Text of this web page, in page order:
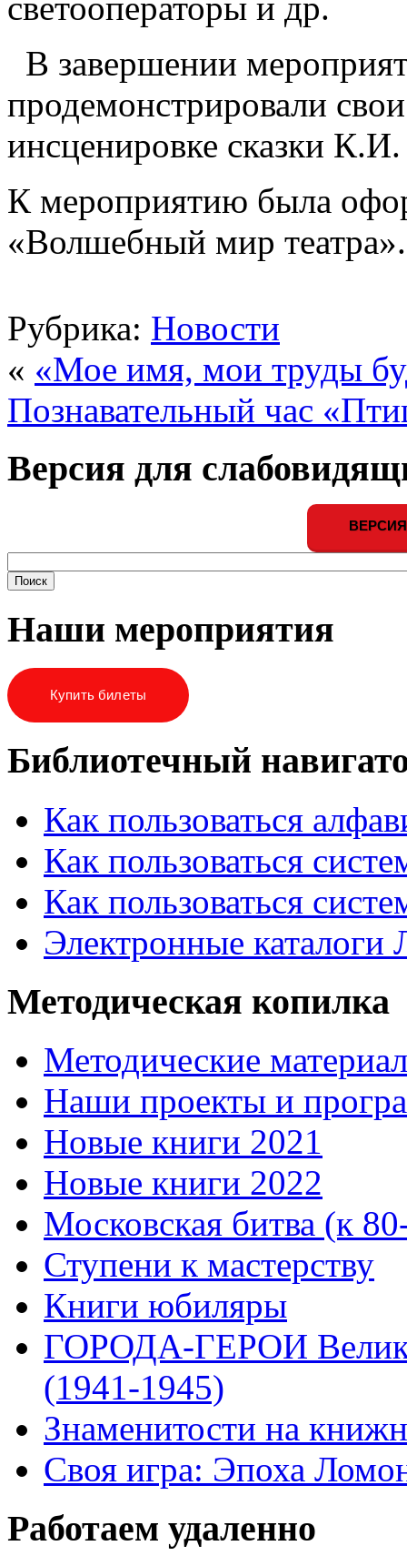
В завершении
продемонстрировали
инсценировке сказки
К мероприятию была
«Волшебный мир театра».
Рубрика: Новости
« «Мое имя, мои труды
Познавательный час
Версия для
Наши мероприятия
Купить билеты
Библиотечный
Как пользоваться
Как пользоваться
Как пользоваться
Электронные
Методическая копилка
Методические
Наши проекты и
Новые книги 2021
Новые книги 2022
Московская битва (к
Ступени к мастерству
Книги юбиляры
ГОРОДА-ГЕРОИ
(1941-1945)
Знаменитости на
Своя игра: Эпоха
Работаем удаленно